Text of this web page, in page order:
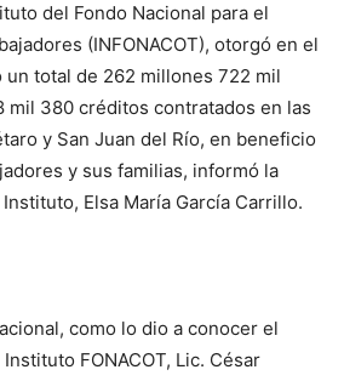
del Fondo Nacional para el
(INFONACOT), otorgó en el
un total de 262 millones 722 mil
mil 380 créditos contratados en las
y San Juan del Río, en beneficio
y sus familias, informó la
Elsa María García Carrillo.
como lo dio a conocer el
FONACOT, Lic. César